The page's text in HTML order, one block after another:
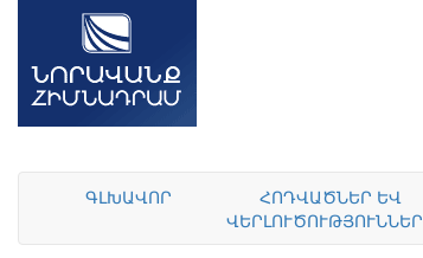
ԳԼԽԱՎՈՐ
ՀՈԴՎԱԾՆԵՐ ԵՎ
ՎԵՐԼՈՒԾՈՒԹՅՈՒՆՆԵՐ